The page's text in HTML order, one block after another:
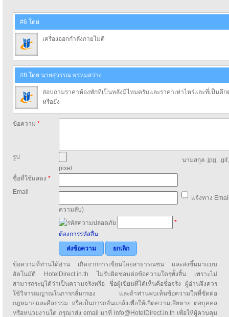
#6 โดย
เครื่องออกกำลังกายไม่ดี
#8 โดย นายสุวรรณ พรหมสว่าง
สอบถามราคาห้องพักที่เป็นหลังมีไหมครับและราคาเท่าไหร่และที่เป็นตึ
หรือยัง
ข้อความ *
รูป
นามสกุล .jpg,
pixel
ชื่อที่ใช้แสดง *
Email
แจ้งทาง
ความลับ)
*
ต้องการรหัสอื่น
ส่งข้อความ
ยกเลิก
ข้อความที่ท่านได้อ่าน เกิดจากการเขียนโดยสาธารณชน และส่งขึ้นมาแบบ
อัตโนมัติ HotelDirect.in.th ไม่รับผิดชอบต่อข้อความใดๆทั้งสิ้น เพราะไม่
สามารถระบุได้ว่าเป็นความจริงหรือ ชื่อผู้เขียนที่ได้เห็นคือชื่อจริง ผู้อ่านจึงควร
ใช้วิจารณญาณในการกลั่นกรอง และถ้าท่านพบเห็นข้อความใดที่ขัดต่อ
กฎหมายและศีลธรรม หรือเป็นการกลั่นแกล้งเพื่อให้เกิดความเสียหาย ต่อบุคคล
หรือหน่วยงานใด กรุณาส่ง email มาที่ info@HotelDirect.in.th เพื่อให้ผู้ควบคุม